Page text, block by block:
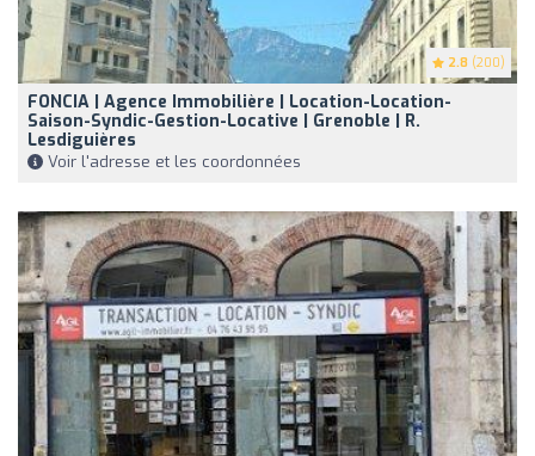
2.8 (200)
FONCIA | Agence Immobilière | Location-Location-
Saison-Syndic-Gestion-Locative | Grenoble | R.
Lesdiguières
Voir l'adresse et les coordonnées